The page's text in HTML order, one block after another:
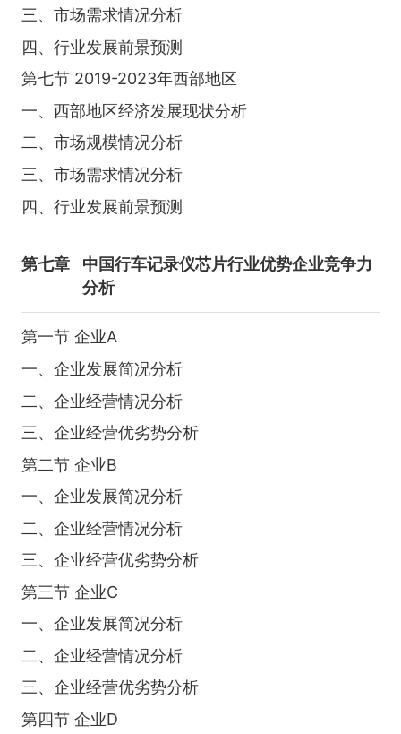
三、市场需求情况分析
四、行业发展前景预测
第七节 2019-2023年西部地区
一、西部地区经济发展现状分析
二、市场规模情况分析
三、市场需求情况分析
四、行业发展前景预测
第七章
中国行车记录仪芯片行业优势企业竞争力
分析
第一节 企业A
一、企业发展简况分析
二、企业经营情况分析
三、企业经营优劣势分析
第二节 企业B
一、企业发展简况分析
二、企业经营情况分析
三、企业经营优劣势分析
第三节 企业C
一、企业发展简况分析
二、企业经营情况分析
三、企业经营优劣势分析
第四节 企业D